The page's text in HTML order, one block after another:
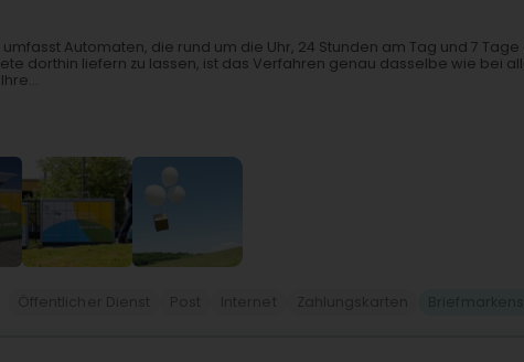
Automaten, die rund um die Uhr, 24 Stunden am Tag und 7
dorthin liefern zu lassen, ist das Verfahren genau dasselbe wie bei